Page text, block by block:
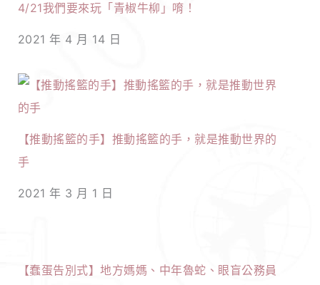
4/21我們要來玩「青椒牛柳」唷！
2021 年 4 月 14 日
【推動搖籃的手】推動搖籃的手，就是推動世界的
手
2021 年 3 月 1 日
【蠢蛋告別式】地方媽媽、中年魯蛇、眼盲公務員